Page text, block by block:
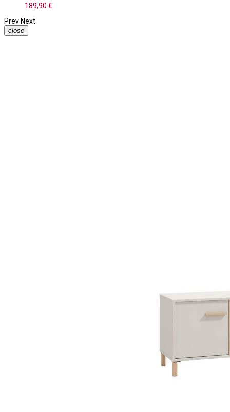
189,90 €
Prev Next
close